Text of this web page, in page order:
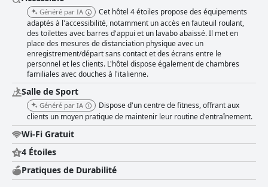
communes. Les compliments sont abondants pour les lits confortables et
de haute qualité, malgré quelques remarques sur la fermeté et la taille.
Le personnel de l'hôtel reçoit des éloges unanimes pour sa gentillesse,
son efficacité et son service attentionné. Des descriptions telles que
"souriant", "accueillant" et "charmant" brossent le portrait d'une équipe
chaleureuse et accommodante, veillant à ce que les clients se sentent
bien pris en charge tout au long de leur séjour. La connexion WiFi gratuite
et fiable ainsi que la salle de sport bien équipée avec ses installations
modernes et son sauna contribuent positivement à l'expérience des
clients. Les familles trouvent l'hôtel particulièrement accueillant grâce à
son environnement confortable et adapté aux enfants, ainsi qu'à ses
options de suites familiales. Les équipements accessibles sont
également notés, avec des éléments tels que de grandes portes, des
ascenseurs fiables et des chambres bien conçues pour les personnes
handicapées. Dans l'ensemble, l'Hôtel Louvre-Lens - Esprit de France
offre une expérience haut de gamme luxueuse mais abordable. Ses
chambres élégantes, sa belle décoration, sa salle de sport de premier
Généré par IA
Cet hôtel 4 étoiles propose des équipements
adaptés à l'accessibilité, notamment un accès en fauteuil roulant,
des toilettes avec barres d'appui et un lavabo abaissé. Il met en
place des mesures de distanciation physique avec un
enregistrement/départ sans contact et des écrans entre le
personnel et les clients. L'hôtel dispose également de chambres
familiales avec douches à l'italienne.
Salle de Sport
Généré par IA
Dispose d'un centre de fitness, offrant aux
clients un moyen pratique de maintenir leur routine d'entraînement.
Wi-Fi Gratuit
4 Étoiles
Pratiques de Durabilité